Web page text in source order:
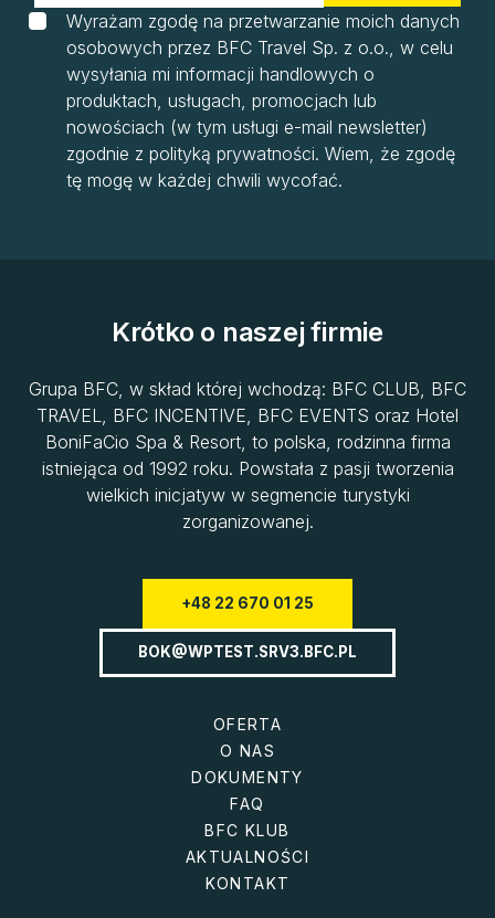
Wyrażam zgodę na przetwarzanie moich danych
osobowych przez BFC Travel Sp. z o.o., w celu
wysyłania mi informacji handlowych o
produktach, usługach, promocjach lub
nowościach (w tym usługi e-mail newsletter)
zgodnie z polityką prywatności. Wiem, że zgodę
tę mogę w każdej chwili wycofać.
Krótko o naszej firmie
Grupa BFC, w skład której wchodzą: BFC CLUB, BFC
TRAVEL, BFC INCENTIVE, BFC EVENTS oraz Hotel
BoniFaCio Spa & Resort, to polska, rodzinna firma
istniejąca od 1992 roku. Powstała z pasji tworzenia
wielkich inicjatyw w segmencie turystyki
zorganizowanej.
+48 22 670 01 25
BOK@WPTEST.SRV3.BFC.PL
OFERTA
O NAS
DOKUMENTY
FAQ
BFC KLUB
AKTUALNOŚCI
KONTAKT